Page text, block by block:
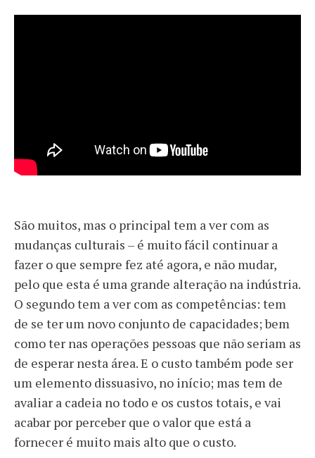
São muitos, mas o principal tem a ver com as
mudanças culturais – é muito fácil continuar a
fazer o que sempre fez até agora, e não mudar,
pelo que esta é uma grande alteração na indústria.
O segundo tem a ver com as competências: tem
de se ter um novo conjunto de capacidades; bem
como ter nas operações pessoas que não seriam as
de esperar nesta área. E o custo também pode ser
um elemento dissuasivo, no início; mas tem de
avaliar a cadeia no todo e os custos totais, e vai
acabar por perceber que o valor que está a
fornecer é muito mais alto que o custo.